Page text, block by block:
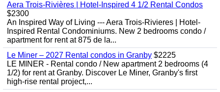
Aera Trois-Rivières | Hotel-Inspired 4 1/2 Rental Condos
$2300
An Inspired Way of Living --- Aera Trois-Rivieres | Hotel-
Inspired Rental Condominiums. New 2 bedrooms condo /
apartment for rent at 875 de la...
Le Miner – 2027 Rental condos in Granby $2225
LE MINER - Rental condo / New apartment 2 bedrooms (4
1/2) for rent at Granby. Discover Le Miner, Granby's first
high-rise rental project,...